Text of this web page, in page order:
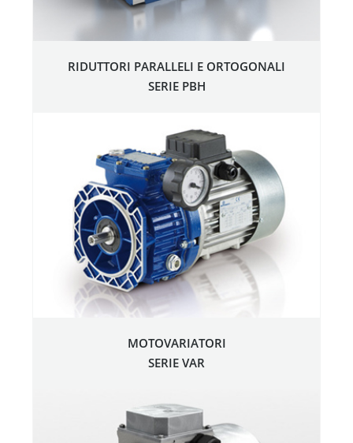
RIDUTTORI PARALLELI E ORTOGONALI
SERIE PBH
MOTOVARIATORI
SERIE VAR